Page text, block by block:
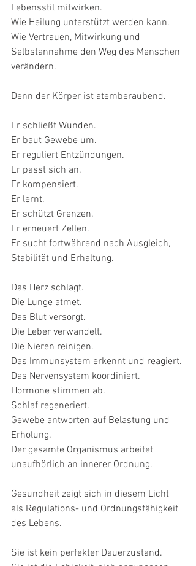
Lebensstil mitwirken.
Wie Heilung unterstützt werden kann.
Wie Vertrauen, Mitwirkung und
Selbstannahme den Weg des Menschen
verändern.
Denn der Körper ist atemberaubend.
Er schließt Wunden.
Er baut Gewebe um.
Er reguliert Entzündungen.
Er passt sich an.
Er kompensiert.
Er lernt.
Er schützt Grenzen.
Er erneuert Zellen.
Er sucht fortwährend nach Ausgleich,
Stabilität und Erhaltung.
Das Herz schlägt.
Die Lunge atmet.
Das Blut versorgt.
Die Leber verwandelt.
Die Nieren reinigen.
Das Immunsystem erkennt und reagiert.
Das Nervensystem koordiniert.
Hormone stimmen ab.
Schlaf regeneriert.
Gewebe antworten auf Belastung und
Erholung.
Der gesamte Organismus arbeitet
unaufhörlich an innerer Ordnung.
Gesundheit zeigt sich in diesem Licht
als Regulations- und Ordnungsfähigkeit
des Lebens.
Sie ist kein perfekter Dauerzustand.